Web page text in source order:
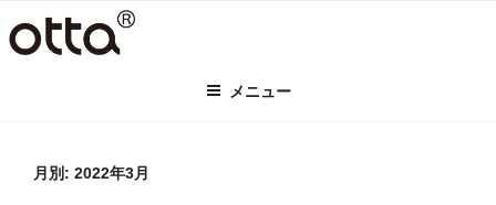
ン
メニュー
月別: 2022年3月